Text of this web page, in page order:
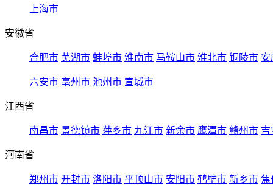
上海市
安徽省
合肥市 芜湖市 蚌埠市 淮南市 马鞍山市 淮北市 铜陵市 安
六安市 亳州市 池州市 宣城市
江西省
南昌市 景德镇市 萍乡市 九江市 新余市 鹰潭市 赣州市 吉
河南省
郑州市 开封市 洛阳市 平顶山市 安阳市 鹤壁市 新乡市 焦